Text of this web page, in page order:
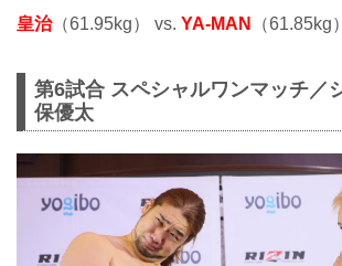
皇治（61.95kg） vs. YA-MAN （61.85kg）
第6試合 スペシャルワンマッチ／
保優太